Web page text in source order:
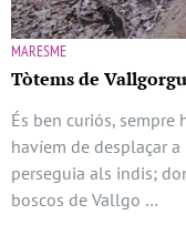
MARESME
Tòtems de
És ben curiós, sempre
havíem de desplaçar
perseguia als indis;
boscos de Vallgo …